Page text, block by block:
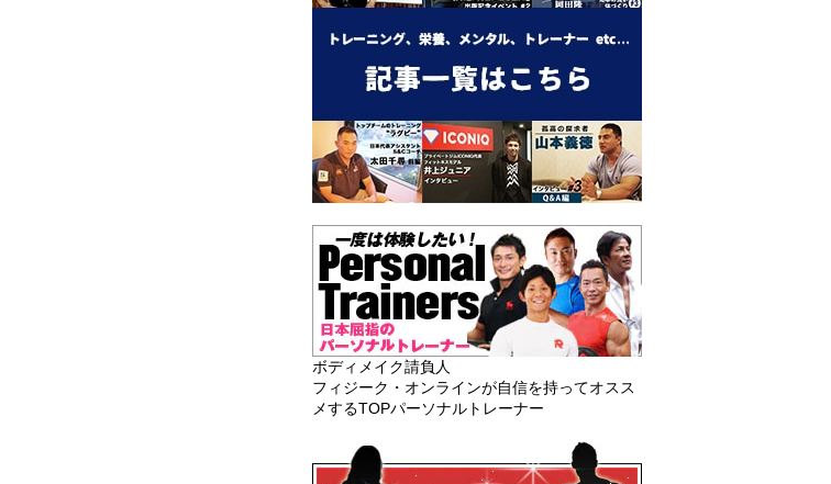
ボディメイク請負人
フィジーク・オンラインが自信を持ってオスス
メするTOPパーソナルトレーナー